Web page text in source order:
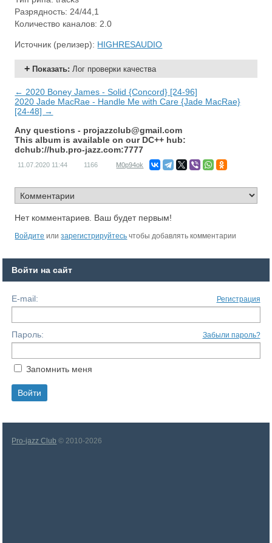
Разрядность: 24/44,1
Количество каналов: 2.0
Источник (релизер): HIGHRESAUDIO
Показать:Лог проверки качества
← 2020 Boney James - Solid {Concord} [24-96]
2020 Jade MacRae - Handle Me with Care {Jade MacRae}
[24-48] →
Any questions - projazzclub@gmail.com
This album is available on our DC++ hub:
dchub://hub.pro-jazz.com:7777
11.07.2020 11:44 1166 M0p94ok
Нет комментариев. Ваш будет первым!
Войдите илизарегистрируйтесь чтобы добавлять комментарии
Войти на сайт
E-mail: Регистрация
Пароль: Забыли пароль?
Запомнить меня
Pro-jazz Club © 2010-2026